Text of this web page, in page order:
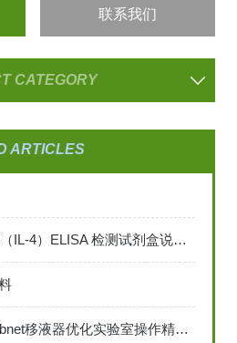
联系我们
CATEGORY
ARTICLES
大鼠 白细胞介素-4（IL-4）ELISA 检测试剂盒说明书
如何通过莱伯特Labnet移液器优化实验室操作精度？